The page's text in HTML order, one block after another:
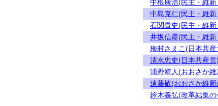
中根康浩(民主・維
中島克仁(民主・維
石関貴史(民主・維
井坂信彦(民主・維
梅村さえこ(日本共産
清水忠史(日本共産党)
浦野靖人(おおさか維
遠藤敬(おおさか維新
鈴木義弘(改革結集の